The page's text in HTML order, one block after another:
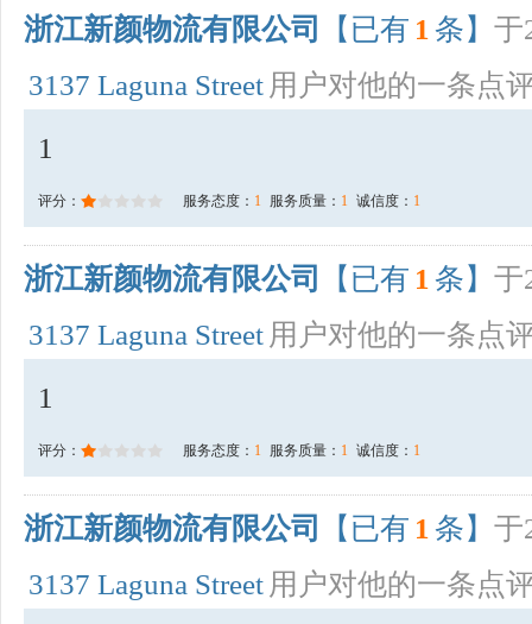
浙江新颜物流有限公司 【已有 1 条】 于
3137 Laguna Street 用户对他的一条点
1
评分： 服务态度： 1 服务质量： 1 诚信度： 1
浙江新颜物流有限公司 【已有 1 条】 于
3137 Laguna Street 用户对他的一条点
1
评分： 服务态度： 1 服务质量： 1 诚信度： 1
浙江新颜物流有限公司 【已有 1 条】 于
3137 Laguna Street 用户对他的一条点